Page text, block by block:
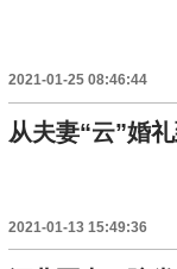
2021-01-25 08:46:44
从夫妻“云”婚
2021-01-13 15:49:36